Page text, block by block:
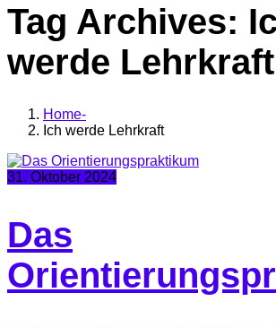
Tag Archives:
werde Lehrkraft
Home
Ich werde Lehrkraft
31. Oktober 2024
Das